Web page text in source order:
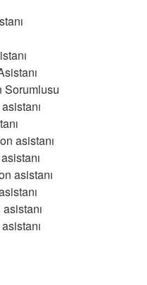
Sorumlusu
asistanı
asistanı